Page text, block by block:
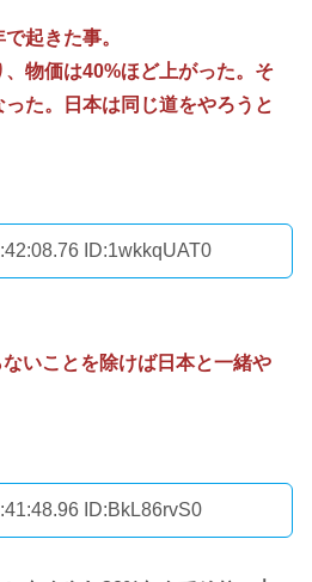
起きた事。
物価は40%ほど上がった。そ
た。日本は同じ道をやろうと
ID:1wkkqUAT0
いことを除けば日本と一緒や
ID:BkL86rvS0